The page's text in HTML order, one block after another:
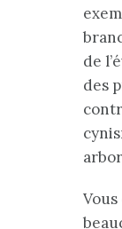
de
des